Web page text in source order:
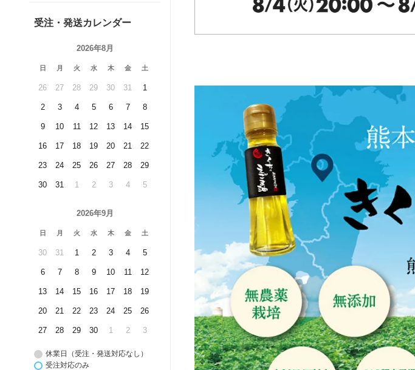
受注・発送カレンダー
2026年8月
日 月 火 水 木 金 土
26 27 28 29 30 31 1
2 3 4 5 6 7 8
9 10 11 12 13 14 15
16 17 18 19 20 21 22
23 24 25 26 27 28 29
30 31 1 2 3 4 5
2026年9月
日 月 火 水 木 金 土
30 31 1 2 3 4 5
6 7 8 9 10 11 12
13 14 15 16 17 18 19
20 21 22 23 24 25 26
27 28 29 30 1 2 3
休業日（受注・発送対応なし）
受注対応のみ